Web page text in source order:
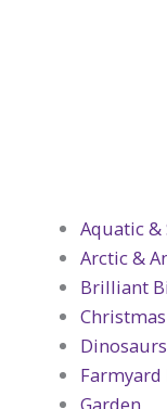
Aquatic &
Arctic &
Brilliant
Christmas
Dinosaurs
Farmyard
Garden